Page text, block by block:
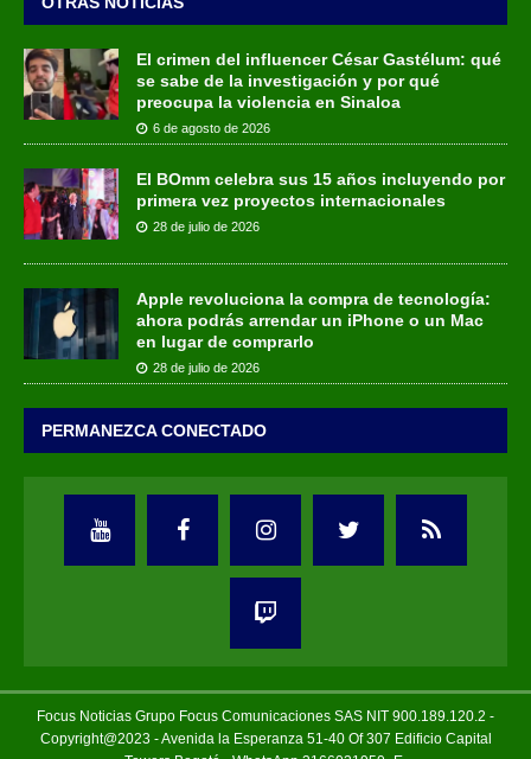
El crimen del influencer César Gastélum: qué
se sabe de la investigación y por qué
preocupa la violencia en Sinaloa
6 de agosto de 2026
El BOmm celebra sus 15 años incluyendo por
primera vez proyectos internacionales
28 de julio de 2026
Apple revoluciona la compra de tecnología:
ahora podrás arrendar un iPhone o un Mac
en lugar de comprarlo
28 de julio de 2026
PERMANEZCA CONECTADO
Focus Noticias Grupo Focus Comunicaciones SAS NIT 900.189.120.2 -
Copyright@2023 - Avenida la Esperanza 51-40 Of 307 Edificio Capital